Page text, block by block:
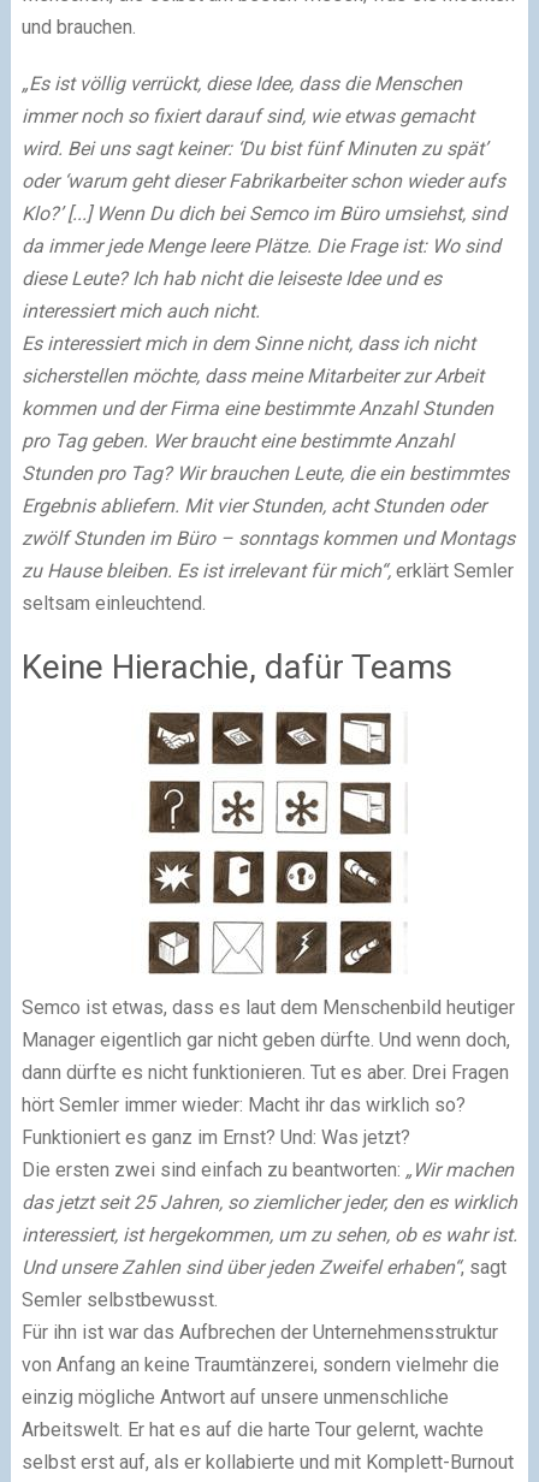
und brauchen.
„Es ist völlig verrückt, diese Idee, dass die Menschen
immer noch so fixiert darauf sind, wie etwas gemacht
wird. Bei uns sagt keiner: ‘Du bist fünf Minuten zu spät’
oder ‘warum geht dieser Fabrikarbeiter schon wieder aufs
Klo?’ [...] Wenn Du dich bei Semco im Büro umsiehst, sind
da immer jede Menge leere Plätze. Die Frage ist: Wo sind
diese Leute? Ich hab nicht die leiseste Idee und es
interessiert mich auch nicht.
Es interessiert mich in dem Sinne nicht, dass ich nicht
sicherstellen möchte, dass meine Mitarbeiter zur Arbeit
kommen und der Firma eine bestimmte Anzahl Stunden
pro Tag geben. Wer braucht eine bestimmte Anzahl
Stunden pro Tag? Wir brauchen Leute, die ein bestimmtes
Ergebnis abliefern. Mit vier Stunden, acht Stunden oder
zwölf Stunden im Büro – sonntags kommen und Montags
zu Hause bleiben. Es ist irrelevant für mich“, erklärt Semler
seltsam einleuchtend.
Keine Hierachie, dafür Teams
Semco ist etwas, dass es laut dem Menschenbild heutiger
Manager eigentlich gar nicht geben dürfte. Und wenn doch,
dann dürfte es nicht funktionieren. Tut es aber. Drei Fragen
hört Semler immer wieder: Macht ihr das wirklich so?
Funktioniert es ganz im Ernst? Und: Was jetzt?
Die ersten zwei sind einfach zu beantworten: „Wir machen
das jetzt seit 25 Jahren, so ziemlicher jeder, den es wirklich
interessiert, ist hergekommen, um zu sehen, ob es wahr ist.
Und unsere Zahlen sind über jeden Zweifel erhaben“, sagt
Semler selbstbewusst.
Für ihn ist war das Aufbrechen der Unternehmensstruktur
von Anfang an keine Traumtänzerei, sondern vielmehr die
einzig mögliche Antwort auf unsere unmenschliche
Arbeitswelt. Er hat es auf die harte Tour gelernt, wachte
selbst erst auf, als er kollabierte und mit Komplett-Burnout